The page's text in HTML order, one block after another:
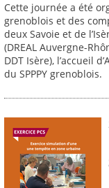
Cette journée a été
grenoblois et des
deux Savoie et de
(DREAL Auvergne-
DDT Isère), l’accueil
du SPPPY grenoblois.